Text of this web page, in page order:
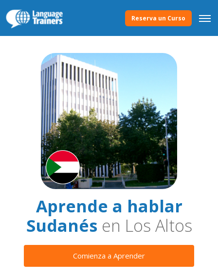
Reserva un Curso
Aprende a hablar
Sudanésen Los Altos
Comienza a Aprender